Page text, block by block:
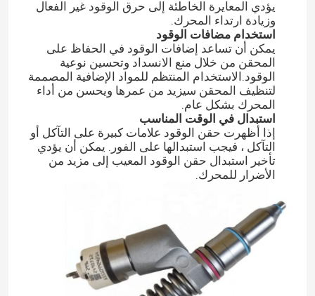
يؤدي المعايرة الخاطئة إلى حرق الوقود غير الفعال
وزيادة ارتداء المحرك.
استخدام مضافات الوقود
يمكن أن تساعد إضافات الوقود في الحفاظ على
المحقن من خلال منع الانسداد وتحسين نوعية
الوقود.الاستخدام المنتظم للمواد الإضافية المصممة
لتنظيف المحقن سيزيد من عمرها ويحسن من أداء
المحرك بشكل عام.
استبدال في الوقت المناسب
إذا أظهرت حقن الوقود علامات كبيرة على التآكل أو
التآكل ، فيجب استبدالها على الفور. يمكن أن يؤدي
تأخير استبدال حقن الوقود المعيب إلى مزيد من
الأضرار للمحرك.